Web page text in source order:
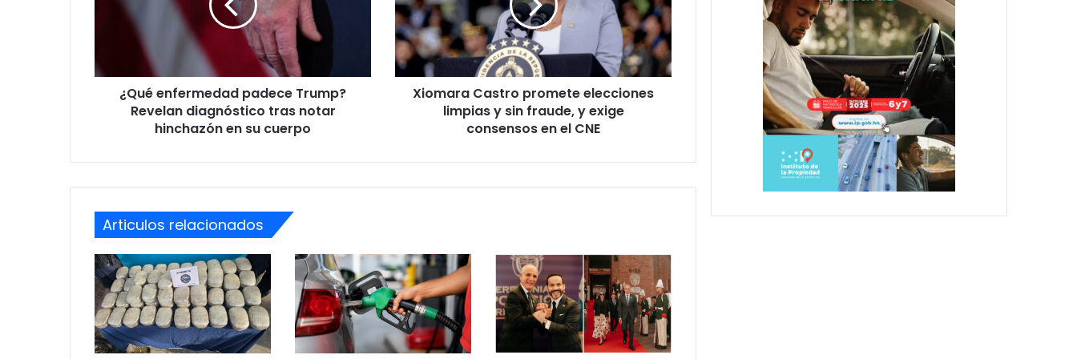
Revelan
diagnóstico
hinchazón
¿Qué enfermedad padece Trump?
Revelan diagnóstico tras notar
hinchazón en su cuerpo
limpias
y
sin
fraude,
y
exige
consensos
Xiomara Castro promete elecciones
limpias y sin fraude, y exige
consensos en el CNE
Articulos relacionados